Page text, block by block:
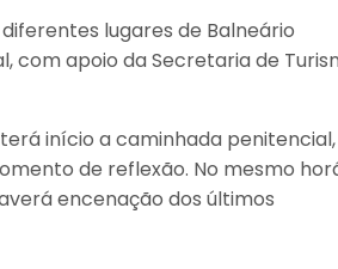
lugares de Balneário
com apoio da Secretaria de
início a caminhada penitencial,
de reflexão. No mesmo
encenação dos últimos